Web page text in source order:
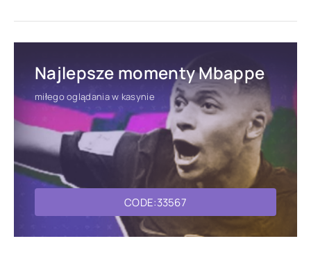
Najlepsze momenty Mbappe
miłego oglądania w kasynie
CODE:33567